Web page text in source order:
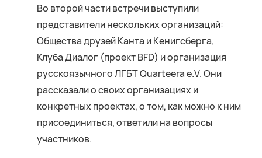
Во второй части встречи выступили
представители нескольких организаций:
Общества друзей Канта и Кенигсберга,
Клуба Диалог (проект BFD) и организация
русскоязычного ЛГБТ Quarteera e.V. Они
рассказали о своих организациях и
конкретных проектах, о том, как можно к ним
присоединиться, ответили на вопросы
участников.